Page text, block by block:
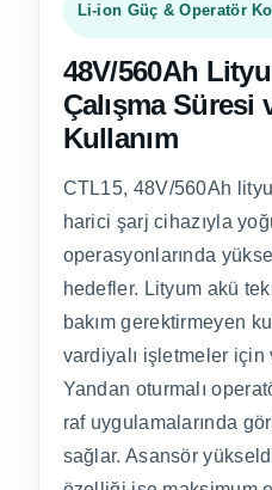
Li-ion Güç & Operatör
48V/560Ah
Çalışma Süresi
Kullanım
CTL15, 48V/560Ah
harici şarj cihazıyla
operasyonlarında
hedefler. Lityum akü
bakım gerektirmeyen
vardiyalı işletmeler için
Yandan oturmalı
raf uygulamalarında
sağlar. Asansör